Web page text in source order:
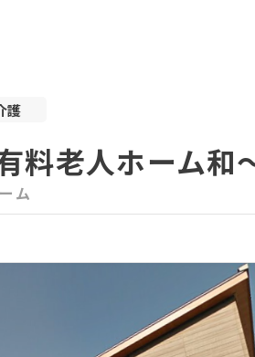
護
料老人ホーム和
ム